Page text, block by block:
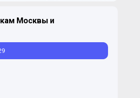
столько жилых
и не перечесть, поэтому мы
«Яуза парк»
В 2017 компания приступили к
Москвы и